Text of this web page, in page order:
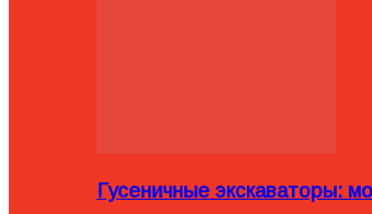
Гусеничные экскаваторы: